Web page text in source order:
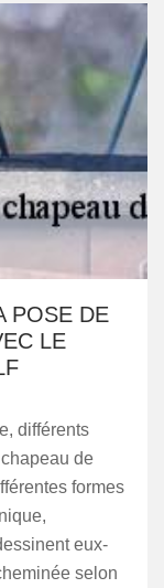
POSE DE
LE
différents
de
formes
eux-
selon